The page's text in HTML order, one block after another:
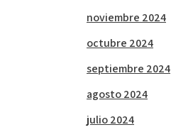
noviembre 2024
octubre 2024
septiembre 2024
agosto 2024
julio 2024